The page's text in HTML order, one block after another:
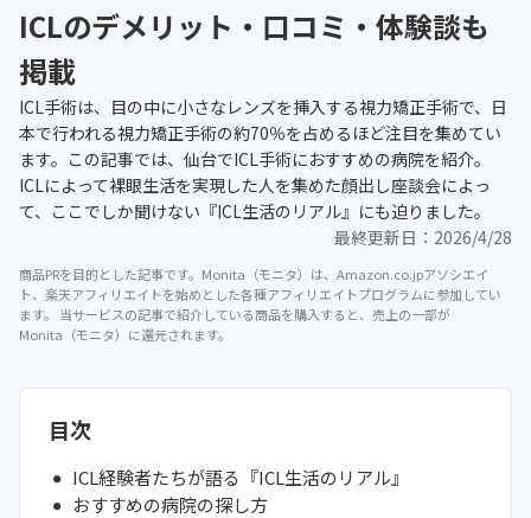
ICLのデメリット・口コミ・体験談も
掲載
ICL手術は、目の中に小さなレンズを挿入する視力矯正手術で、日
本で行われる視力矯正手術の約70％を占めるほど注目を集めてい
ます。この記事では、仙台でICL手術におすすめの病院を紹介。
ICLによって裸眼生活を実現した人を集めた顔出し座談会によっ
て、ここでしか聞けない『ICL生活のリアル』にも迫りました。
最終更新日： 2026/4/28
商品PRを目的とした記事です。Monita（モニタ）は、Amazon.co.jpアソシエイ
ト、楽天アフィリエイトを始めとした各種アフィリエイトプログラムに参加してい
ます。 当サービスの記事で紹介している商品を購入すると、売上の一部が
Monita（モニタ）に還元されます。
目次
ICL経験者たちが語る『ICL生活のリアル』
おすすめの病院の探し方